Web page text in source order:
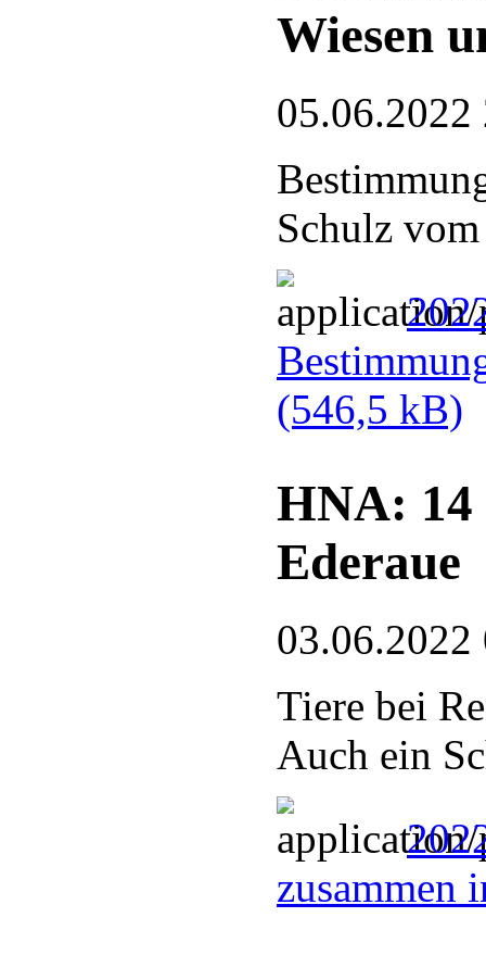
Wiesen
05.06.2022
Schulz
(546,5 kB)
HNA: 14
Ederaue
03.06.2022
Tiere bei
Auch ein
zusammen